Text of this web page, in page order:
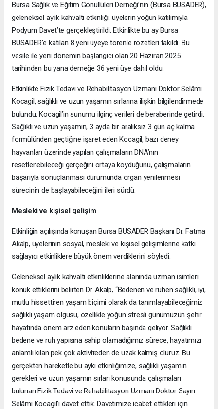
Bursa Sağlık ve Eğitim Gönüllüleri Derneği’nin (Bursa BUSADER),
geleneksel aylık kahvaltı etkinliği, üyelerin yoğun katılımıyla
Podyum Davet’te gerçekleştirildi. Etkinlikte bu ay Bursa
BUSADER’e katılan 8 yeni üyeye törenle rozetleri takıldı. Bu
vesile ile yeni dönemin başlangıcı olan 20 Haziran 2025
tarihinden bu yana derneğe 36 yeni üye dahil oldu.
Etkinlikte Fizik Tedavi ve Rehabilitasyon Uzmanı Doktor Selâmi
Kocagil, sağlıklı ve uzun yaşamın sırlarına ilişkin bilgilendirmede
bulundu. Kocagil’in sunumu ilginç verileri de beraberinde getirdi.
Sağlıklı ve uzun yaşamın, 3 ayda bir aralıksız 3 gün aç kalma
formülünden geçtiğine işaret eden Kocagil, bazı deney
hayvanları üzerinde yapılan çalışmaların DNA’nın
resetlenebileceği gerçeğini ortaya koyduğunu, çalışmaların
başarıyla sonuçlanması durumunda organ yenilenmesi
sürecinin de başlayabileceğini ileri sürdü.
Mesleki ve kişisel gelişim
Etkinliğin açılışında konuşan Bursa BUSADER Başkanı Dr. Fatma
Akalp, üyelerinin sosyal, mesleki ve kişisel gelişimlerine katkı
sağlayıcı etkinliklere büyük önem verdiklerini söyledi.
Geleneksel aylık kahvaltı etkinliklerine alanında uzman isimleri
konuk ettiklerini belirten Dr. Akalp, “Bedenen ve ruhen sağlıklı, iyi,
mutlu hissettiren yaşam biçimi olarak da tanımlayabileceğimiz
sağlıklı yaşam olgusu, özellikle yoğun stresli günümüzün şehir
hayatında önem arz eden konuların başında geliyor. Sağlıklı
bedene ve ruh yapısına sahip olamadığımız sürece, hayatımızı
anlamlı kılan pek çok aktiviteden de uzak kalmış oluruz. Bu
gerçekten hareketle bu ayki etkinliğimize, sağlıklı yaşamın
gerekleri ve uzun yaşamın sırları konusunda çalışmaları
bulunan Fizik Tedavi ve Rehabilitasyon Uzmanı Doktor Sayın
Selâmi Kocagil’i davet ettik. Davetimize icabet ettikleri için